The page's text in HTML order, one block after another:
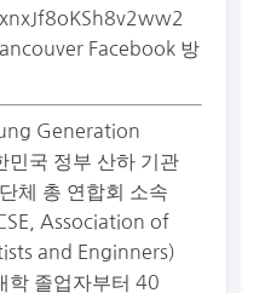
Facebook 방
Generation
민국 정부 산하 기관
체 총 연합회 소속
Association of
and Enginners)
학 졸업자부터 40